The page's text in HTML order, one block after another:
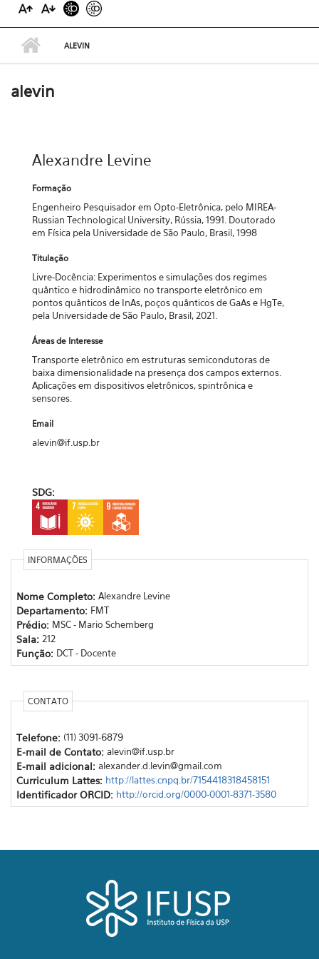
ALEVIN
alevin
Alexandre Levine
Formação
Engenheiro Pesquisador em Opto-Eletrônica, pelo MIREA-
Russian Technological University, Rússia, 1991. Doutorado
em Física pela Universidade de São Paulo, Brasil, 1998
Titulação
Livre-Docência: Experimentos e simulações dos regimes
quântico e hidrodinâmico no transporte eletrônico em
pontos quânticos de InAs, poços quânticos de GaAs e HgTe,
pela Universidade de São Paulo, Brasil, 2021.
Áreas de Interesse
Transporte eletrônico em estruturas semicondutoras de
baixa dimensionalidade na presença dos campos externos.
Aplicações em dispositivos eletrônicos, spintrônica e
sensores.
Email
alevin@if.usp.br
SDG:
INFORMAÇÕES
Nome Completo: Alexandre Levine
Departamento: FMT
Prédio: MSC - Mario Schemberg
Sala: 212
Função: DCT - Docente
CONTATO
Telefone: (11) 3091-6879
E-mail de Contato: alevin@if.usp.br
E-mail adicional: alexander.d.levin@gmail.com
Curriculum Lattes: http://lattes.cnpq.br/7154418318458151
Identificador ORCID: http://orcid.org/0000-0001-8371-3580